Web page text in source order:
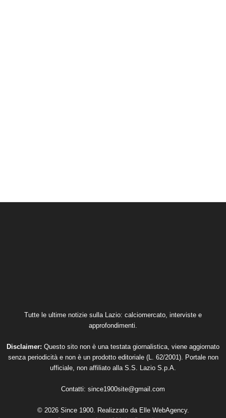
Tutte le ultime notizie sulla Lazio: calciomercato, interviste e
approfondimenti.
Disclaimer: Questo sito non è una testata giornalistica, viene aggiornato
senza periodicità e non è un prodotto editoriale (L. 62/2001). Portale non
ufficiale, non affiliato alla S.S. Lazio S.p.A.
Contatti: since1900site@gmail.com
© 2026 Since 1900. Realizzato da Elle WebAgency.